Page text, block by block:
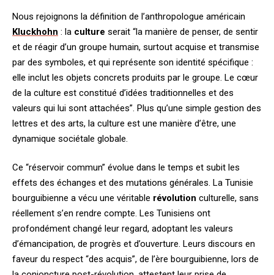
Nous rejoignons la définition de l’anthropologue américain
Kluckhohn : la culture serait “la manière de penser, de sentir
et de réagir d’un groupe humain, surtout acquise et transmise
par des symboles, et qui représente son identité spécifique :
elle inclut les objets concrets produits par le groupe. Le cœur
de la culture est constitué d’idées traditionnelles et des
valeurs qui lui sont attachées”. Plus qu’une simple gestion des
lettres et des arts, la culture est une manière d’être, une
dynamique sociétale globale.
Ce “réservoir commun” évolue dans le temps et subit les
effets des échanges et des mutations générales. La Tunisie
bourguibienne a vécu une véritable révolution culturelle, sans
réellement s’en rendre compte. Les Tunisiens ont
profondément changé leur regard, adoptant les valeurs
d’émancipation, de progrès et d’ouverture. Leurs discours en
faveur du respect “des acquis”, de l’ère bourguibienne, lors de